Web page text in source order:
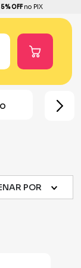
5% OFFno PIX
Aranha
POR